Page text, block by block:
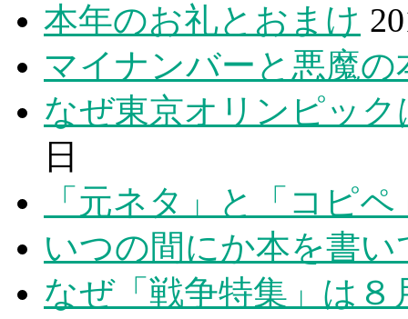
本年のお礼とおまけ
マイナンバーと悪魔の
なぜ東京オリンピッ
日
「元ネタ」と「コピ
いつの間にか本を書い
なぜ「戦争特集」は８